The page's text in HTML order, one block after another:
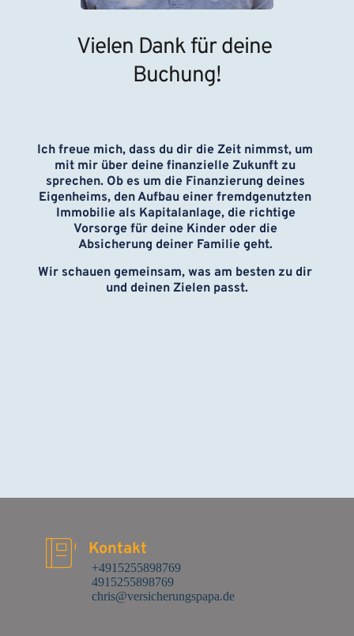
Vielen Dank für deine
Buchung!
Ich freue mich, dass du dir die Zeit nimmst, um
mit mir über deine finanzielle Zukunft zu
sprechen. Ob es um die Finanzierung deines
Eigenheims, den Aufbau einer fremdgenutzten
Immobilie als Kapitalanlage, die richtige
Vorsorge für deine Kinder oder die
Absicherung deiner Familie geht.
Wir schauen gemeinsam, was am besten zu dir
und deinen Zielen passt.
Kontakt
+4915255898769
4915255898769
chris@versicherungspapa.de